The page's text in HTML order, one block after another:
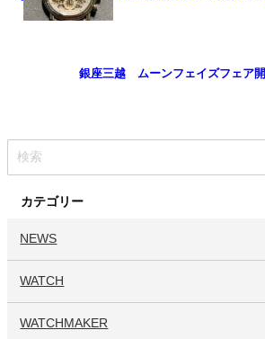
銀座三越 ムーンフェイズフェア
カテゴリー
NEWS
WATCH
WATCHMAKER